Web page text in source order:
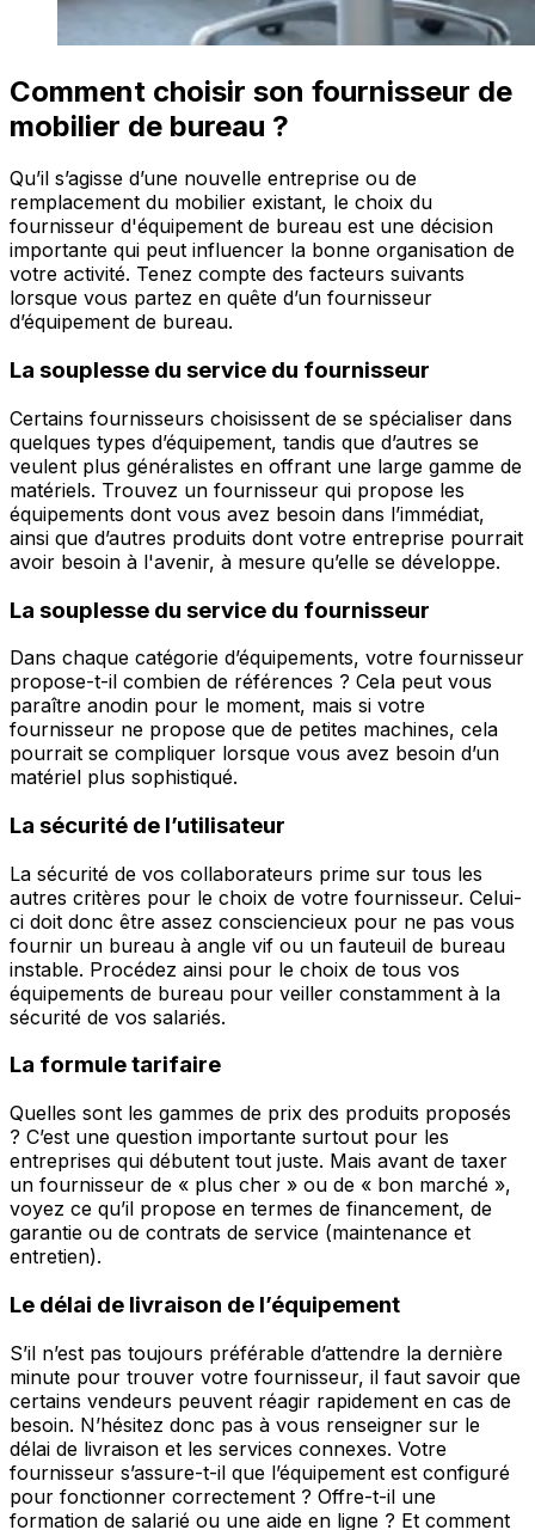
Comment choisir son fournisseur de
mobilier de bureau ?
Qu’il s’agisse d’une nouvelle entreprise ou de
remplacement du mobilier existant, le choix du
fournisseur d'équipement de bureau est une décision
importante qui peut influencer la bonne organisation de
votre activité. Tenez compte des facteurs suivants
lorsque vous partez en quête d’un fournisseur
d’équipement de bureau.
La souplesse du service du fournisseur
Certains fournisseurs choisissent de se spécialiser dans
quelques types d’équipement, tandis que d’autres se
veulent plus généralistes en offrant une large gamme de
matériels. Trouvez un fournisseur qui propose les
équipements dont vous avez besoin dans l’immédiat,
ainsi que d’autres produits dont votre entreprise pourrait
avoir besoin à l'avenir, à mesure qu’elle se développe.
La souplesse du service du fournisseur
Dans chaque catégorie d’équipements, votre fournisseur
propose-t-il combien de références ? Cela peut vous
paraître anodin pour le moment, mais si votre
fournisseur ne propose que de petites machines, cela
pourrait se compliquer lorsque vous avez besoin d’un
matériel plus sophistiqué.
La sécurité de l’utilisateur
La sécurité de vos collaborateurs prime sur tous les
autres critères pour le choix de votre fournisseur. Celui-
ci doit donc être assez consciencieux pour ne pas vous
fournir un bureau à angle vif ou un fauteuil de bureau
instable. Procédez ainsi pour le choix de tous vos
équipements de bureau pour veiller constamment à la
sécurité de vos salariés.
La formule tarifaire
Quelles sont les gammes de prix des produits proposés
? C’est une question importante surtout pour les
entreprises qui débutent tout juste. Mais avant de taxer
un fournisseur de « plus cher » ou de « bon marché »,
voyez ce qu’il propose en termes de financement, de
garantie ou de contrats de service (maintenance et
entretien).
Le délai de livraison de l’équipement
S’il n’est pas toujours préférable d’attendre la dernière
minute pour trouver votre fournisseur, il faut savoir que
certains vendeurs peuvent réagir rapidement en cas de
besoin. N’hésitez donc pas à vous renseigner sur le
délai de livraison et les services connexes. Votre
fournisseur s’assure-t-il que l’équipement est configuré
pour fonctionner correctement ? Offre-t-il une
formation de salarié ou une aide en ligne ? Et comment